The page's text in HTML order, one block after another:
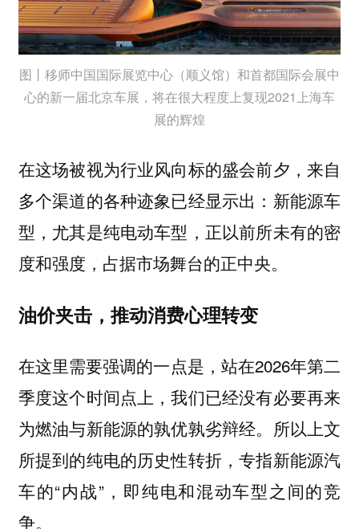
图丨移师中国国际展览中心（顺义馆）和首都国际会展中
心的新一届北京车展，将在很大程度上复现2021上海车
展的辉煌
在这场被视为行业风向标的盛会前夕，来自
多个渠道的各种迹象已经显示出：新能源车
型，尤其是纯电动车型，正以前所未有的密
度和强度，占据市场舞台的正中央。
油价夹击，推动消费心理转变
在这里需要强调的一点是，站在2026年第二
季度这个时间点上，我们已经没有必要再来
为燃油与新能源的孰优孰劣辩经。所以上文
所提到的纯电的历史性转折，专指新能源汽
车的“内战”，即纯电和混动车型之间的竞
争。